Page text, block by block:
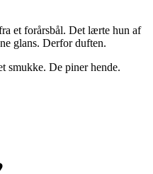
et forårsbål. Det lærte hun af
glans. Derfor duften.
smukke. De piner hende.